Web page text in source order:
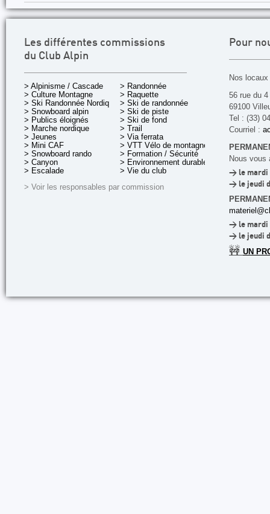
Les différentes commissions
du Club Alpin
> Alpinisme / Cascade
> Culture Montagne
> Ski Randonnée Nordique
> Snowboard alpin
> Publics éloignés
> Marche nordique
> Jeunes
> Mini CAF
> Snowboard rando
> Canyon
> Escalade
> Randonnée
> Raquette
> Ski de randonnée
> Ski de piste
> Ski de fond
> Trail
> Via ferrata
> VTT Vélo de montagne
> Formation / Sécurité
> Environnement durable
> Vie du club
> Voir les responsables par commission
Pour
Nos
56 rue du
69100
Tel : (33)
Courriel :
Nous vous
> le mardi
> le jeudi
> le mardi
> le jeudi
🚧 UN